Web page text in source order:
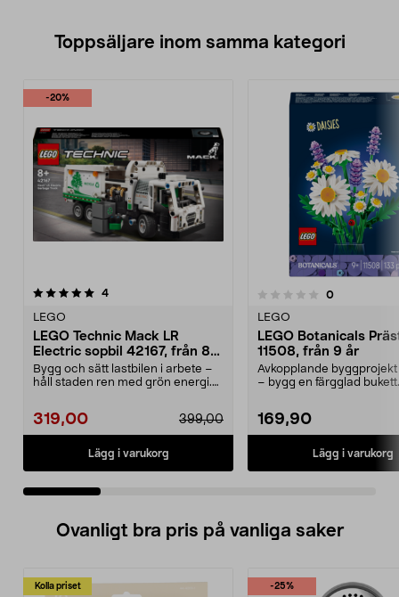
Toppsäljare inom samma kategori
-20%
4recensioner
LEGO
LEGO Technic Mack LR
Electric sopbil 42167, från 8
år
Bygg och sätt lastbilen i arbete –
håll staden ren med grön energi.
319,00 399,00
Lägg i varukorg
0.0 av 5 stjärnor 0recensioner
LEGO
LEGO Botanicals
11508, från 9 år
Avkopplande
– bygg en färgglad
169,90
Lägg i varukorg
4.5 av 5 stjärnor
Ovanligt bra pris på vanliga saker
Kolla priset -25%